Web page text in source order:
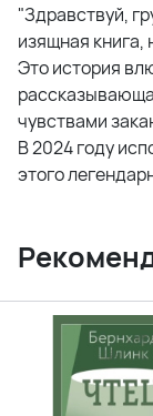
"Здравствуй,
изящная книга,
Это история
чувствами
В 2024 году
этого